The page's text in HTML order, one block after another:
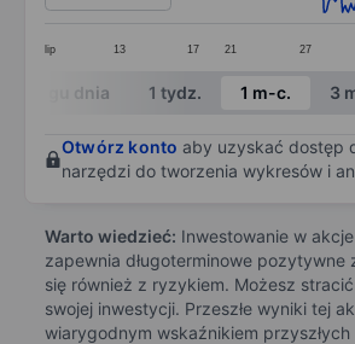
lip 13 17 21 27
End of interactive chart.
W ciągu dnia 1 tydz. 1 m-c. 3
Otwórz konto aby uzyskać dostęp
narzędzi do tworzenia wykresów i
Warto wiedzieć: Inwestowanie w
zapewnia długoterminowe pozytywne
się również z ryzykiem. Możesz
swojej inwestycji. Przeszłe wyniki tej
wiarygodnym wskaźnikiem